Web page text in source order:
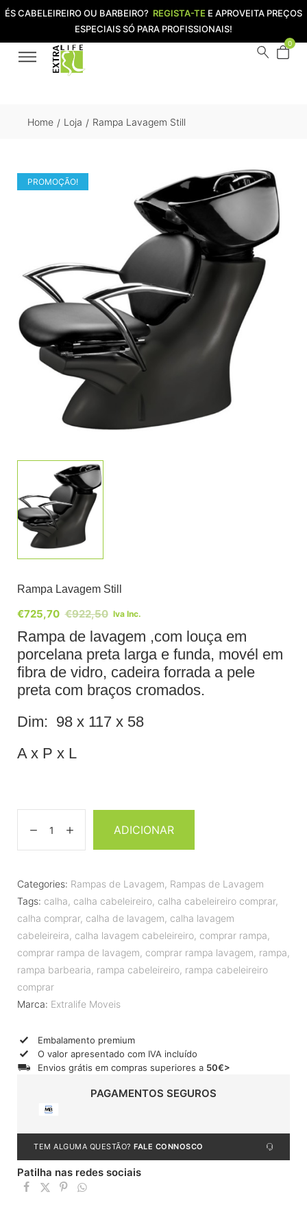
ÉS CABELEIREIRO OU BARBEIRO? REGISTA-TE E APROVEITA PREÇOS
ESPECIAIS SÓ PARA PROFISSIONAIS!
0
Home / Loja / Rampa Lavagem Still
PROMOÇÃO!
Rampa Lavagem Still
€922,50
€725,70 Iva Inc.
Rampa de lavagem ,com louça em
porcelana preta larga e funda, movél em
fibra de vidro, cadeira forrada a pele
preta com braços cromados.
Dim: 98 x 117 x 58
A x P x L
ADICIONAR
Categories: Rampas de Lavagem, Rampas de Lavagem
Tags: calha, calha cabeleireiro, calha cabeleireiro comprar,
calha comprar, calha de lavagem, calha lavagem
cabeleireira, calha lavagem cabeleireiro, comprar rampa,
comprar rampa de lavagem, comprar rampa lavagem, rampa,
rampa barbearia, rampa cabeleireiro, rampa cabeleireiro
comprar
Marca: Extralife Moveis
Embalamento premium
O valor apresentado com IVA incluído
Envios grátis em compras superiores a 50€>
PAGAMENTOS SEGUROS
TEM ALGUMA QUESTÃO? FALE CONNOSCO
Patilha nas redes sociais